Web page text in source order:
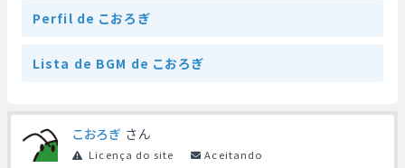
Perfil de こおろぎ
Lista de BGM de こおろぎ
こおろぎ さん
Licença do site Aceitando